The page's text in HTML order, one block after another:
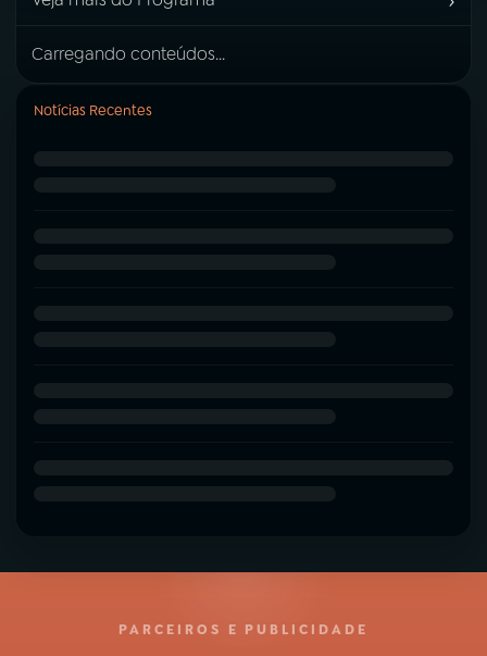
Carregando conteúdos...
Notícias Recentes
PARCEIROS E PUBLICIDADE